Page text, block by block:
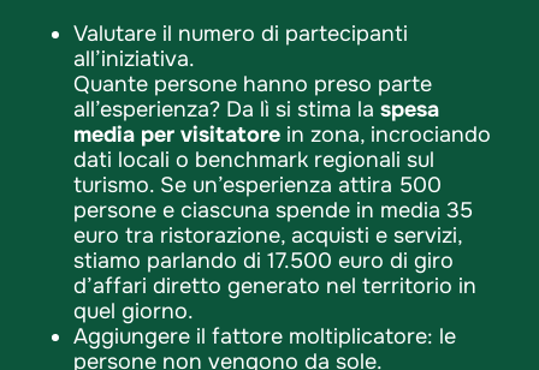
Valutare il numero di partecipanti
all’iniziativa.
Quante persone hanno preso parte
all’esperienza? Da lì si stima laspesa
media per visitatore in zona, incrociando
dati locali o benchmark regionali sul
turismo. Se un’esperienza attira 500
persone e ciascuna spende in media 35
euro tra ristorazione, acquisti e servizi,
stiamo parlando di 17.500 euro di giro
d’affari diretto generato nel territorio in
quel giorno.
Aggiungere il fattore moltiplicatore: le
persone non vengono da sole.